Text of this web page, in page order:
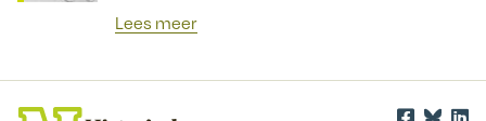
Lees meer